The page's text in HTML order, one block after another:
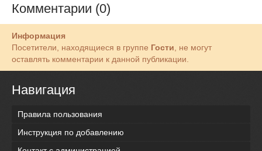
Комментарии (0)
Информация
Посетители, находящиеся в группе Гости , не могут
оставлять комментарии к данной публикации.
Навигация
Правила пользования
Инструкция по добавлению